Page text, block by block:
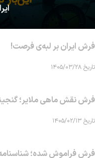
فرش ایران بر لبه‌ی فرصت!
تاریخ ۱۴۰۵/۰۳/۲۸
فرش نقش ماهی‌ ملایر؛
تاریخ ۱۴۰۵/۰۲/۱۳
فرش فراموش شده؛